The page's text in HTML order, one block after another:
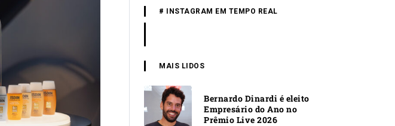
# INSTAGRAM EM TEMPO REAL
MAIS LIDOS
Bernardo Dinardi é eleito
Empresário do Ano no
Prêmio Live 2026